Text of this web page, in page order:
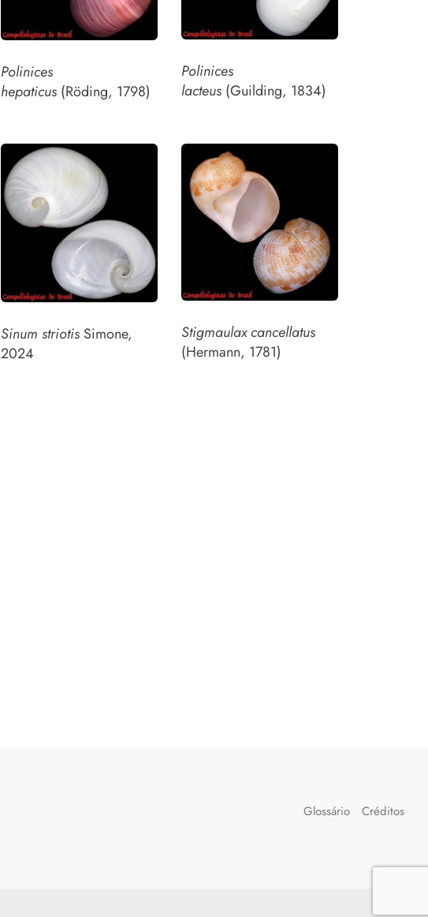
Polinices
hepaticus(Röding, 1798)
Polinices
lacteus(Guilding, 1834)
Sinum striotisSimone,
2024
Stigmaulax cancellatus
(Hermann, 1781)
Glossário Créditos